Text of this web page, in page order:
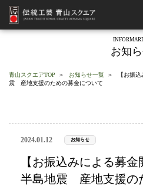
お知
青山スクエアTOP お知らせ一覧
【お振
震 産地支援のための募金について
2024.01.12 お知らせ
【お振込みによる募
半島地震 産地支援の